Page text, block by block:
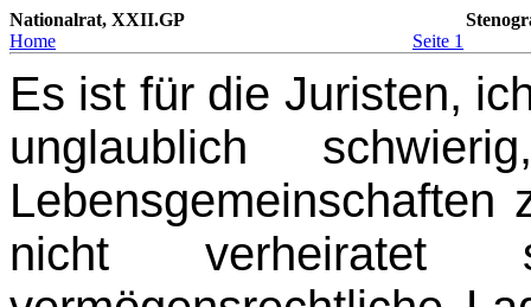
Nationalrat, XXII.GP
Home
Seite 1
Es ist für die Juristen,
unglaublich
nicht